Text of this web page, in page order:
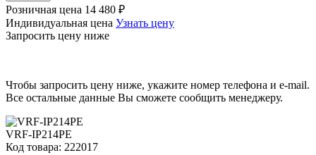
Розничная цена 14 480 ₽
Индивидуальная цена Узнать цену
Запросить цену ниже
Чтобы запросить цену ниже, укажите номер телефона и e-mail.
Все остальные данные Вы сможете сообщить менеджеру.
VRF-IP214PE
Код товара: 222017